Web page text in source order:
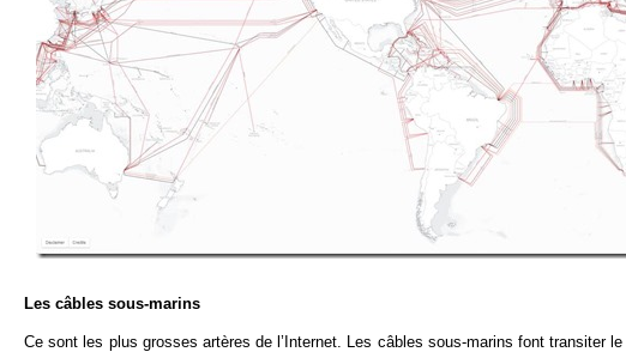
Les câbles sous-marins
Ce sont les plus grosses artères de l’Internet. Les câbles sous-marins font transiter